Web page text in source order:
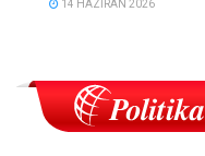
14 HAZIRAN 2026